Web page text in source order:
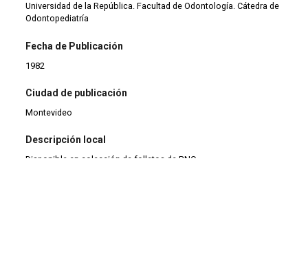
Universidad de la República. Facultad de Odontología. Cátedra de
Odontopediatría
Fecha de Publicación
1982
Ciudad de publicación
Montevideo
Descripción local
Disponible en colección de folletos de BNO.